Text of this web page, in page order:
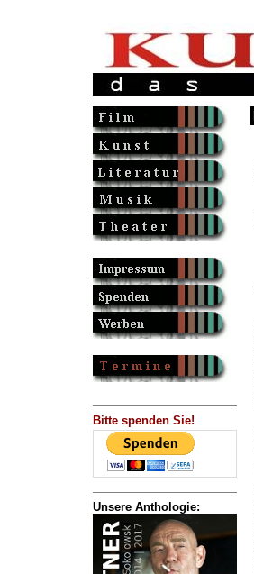
Bitte spenden Sie!
Unsere Anthologie: